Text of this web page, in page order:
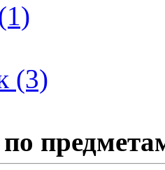
(3)